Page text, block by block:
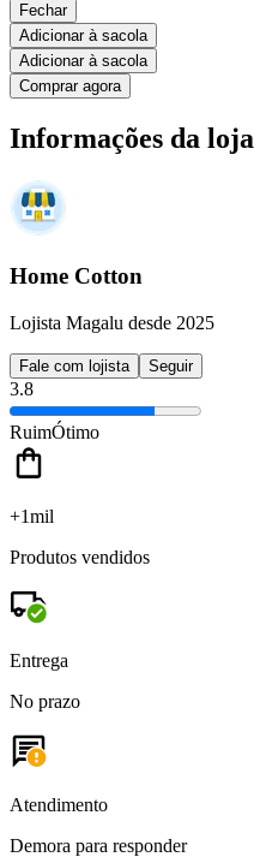
Fechar
Adicionar à sacola
Adicionar à sacola
Comprar agora
Informações da loja
Home Cotton
Lojista Magalu desde 2025
Fale com lojista Seguir
3.8
RuimÓtimo
+1mil
Produtos vendidos
Entrega
No prazo
Atendimento
Demora para responder